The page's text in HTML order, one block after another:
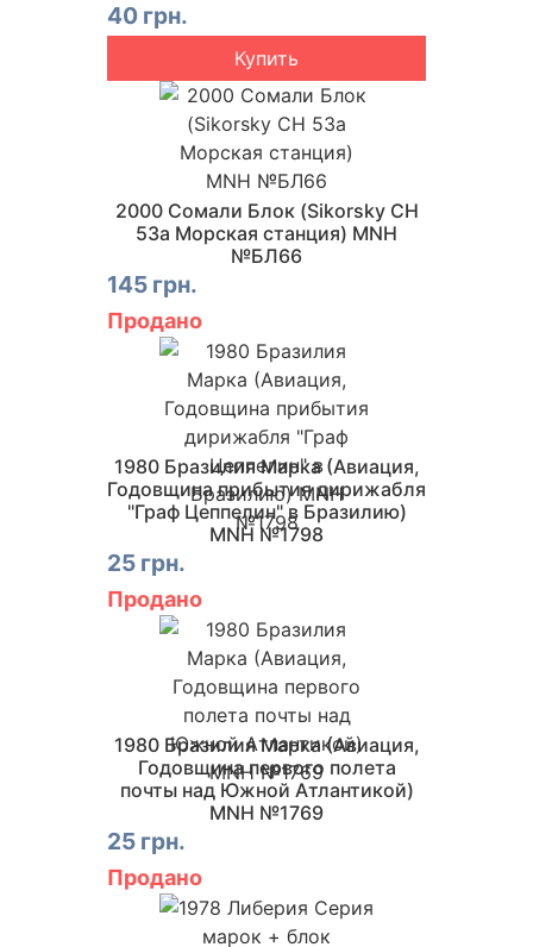
40 грн.
Купить
2000 Сомали Блок (Sikorsky CH
53a Морская станция) MNH
№БЛ66
145 грн.
Продано
1980 Бразилия Марка (Авиация,
Годовщина прибытия дирижабля
"Граф Цеппелин" в Бразилию)
MNH №1798
25 грн.
Продано
1980 Бразилия Марка (Авиация,
Годовщина первого полета
почты над Южной Атлантикой)
MNH №1769
25 грн.
Продано